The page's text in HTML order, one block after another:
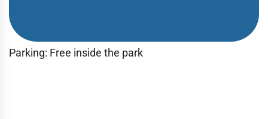
Parking: Free inside the park